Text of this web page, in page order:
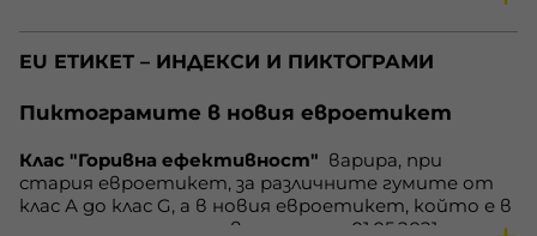
EU ЕТИКЕТ – ИНДЕКСИ И ПИКТОГРАМИ
Пиктограмите в новия евроетикет
Клас "Горивна ефективност" варира, при
стария евроетикет, за различните гумите от
клас А до клас G, а в новия евроетикет, който е в
сила за гумите, произведени след 01.05.2021 година,